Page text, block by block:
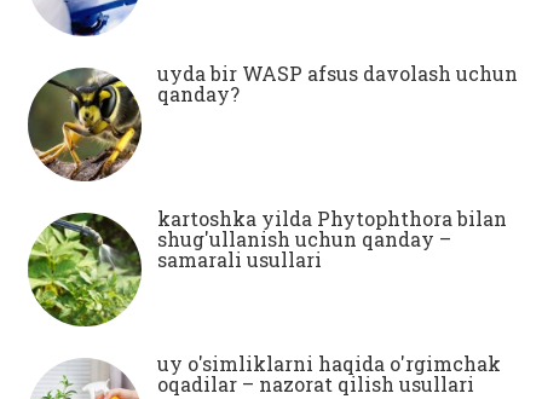
uyda bir WASP afsus davolash uchun
qanday?
kartoshka yilda Phytophthora bilan
shug'ullanish uchun qanday –
samarali usullari
uy o'simliklarni haqida o'rgimchak
oqadilar – nazorat qilish usullari